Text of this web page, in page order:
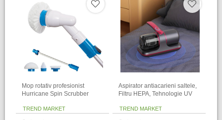
Mop rotativ profesionist
Hurricane Spin Scrubber
TREND MARKET
Aspirator antiacarieni saltele,
Filtru HEPA, Tehnologie UV
TREND MARKET